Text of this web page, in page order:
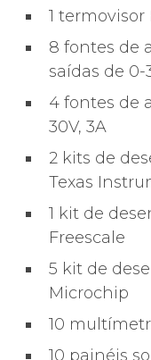
1
8 fontes de
saídas de 0-
4 fontes de
30V, 3A
2 kits de
Texas
1 kit de
Freescale
5 kit de
Microchip
10
10 painéis